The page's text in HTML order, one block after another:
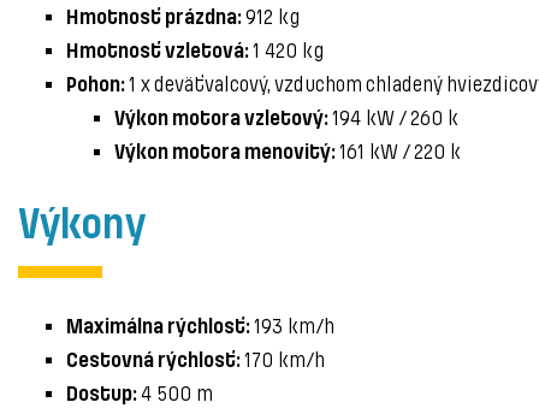
Hmotnosť prázdna:912 kg
Hmotnosť vzletová:1 420 kg
Pohon:1 x deväťvalcový, vzduchom chladený
Výkon motora vzletový:194 kW / 260 k
Výkon motora menovitý:161 kW / 220 k
Výkony
Maximálna rýchlosť:193 km/h
Cestovná rýchlosť:170 km/h
Dostup:4 500 m